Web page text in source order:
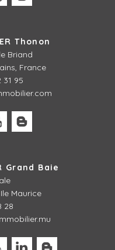
Thonon
Briand
France
95
Grand Baie
Maurice
28